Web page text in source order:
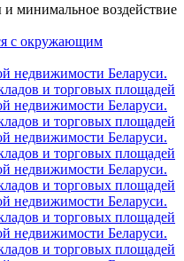
минимальное воздействие
с окружающим
недвижимости Беларуси.
и торговых площадей
недвижимости Беларуси.
и торговых площадей
недвижимости Беларуси.
и торговых площадей
недвижимости Беларуси.
и торговых площадей
недвижимости Беларуси.
и торговых площадей
недвижимости Беларуси.
и торговых площадей